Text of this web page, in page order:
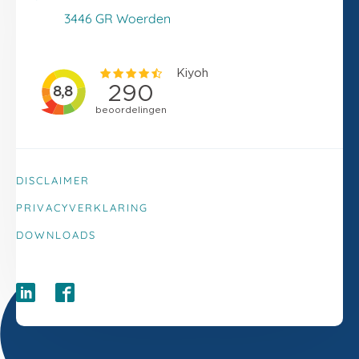
3446 GR Woerden
DISCLAIMER
PRIVACYVERKLARING
DOWNLOADS